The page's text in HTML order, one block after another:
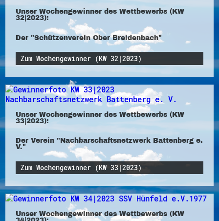
Unser Wochengewinner des Wettbewerbs (KW
32|2023):
Der "Schützenverein Ober Breidenbach"
Zum Wochengewinner (KW 32|2023)
Unser Wochengewinner des Wettbewerbs (KW
33|2023):
Der Verein "Nachbarschaftsnetzwerk Battenberg e.
V."
Zum Wochengewinner (KW 33|2023)
Unser Wochengewinner des Wettbewerbs (KW